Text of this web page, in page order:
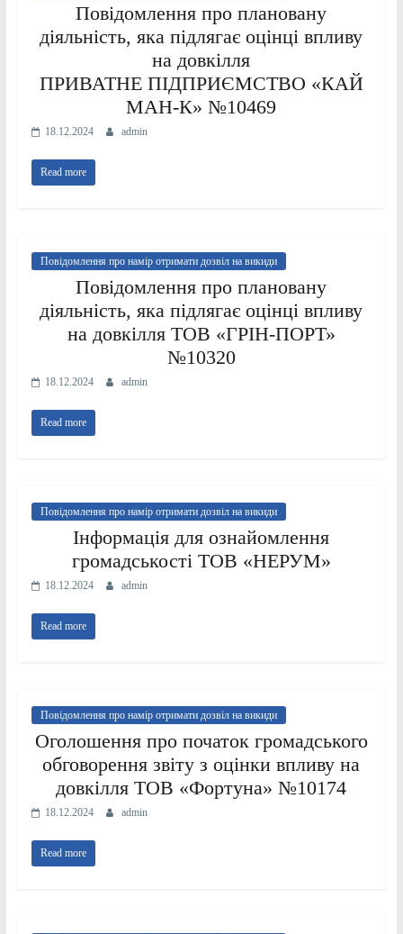
Повідомлення про плановану
діяльність, яка підлягає оцінці впливу
на довкілля
ПРИВАТНЕ ПІДПРИЄМСТВО «КАЙ
МАН-К» №10469
18.12.2024 admin
Read more
Повідомлення про намір отримати дозвіл на викиди
Повідомлення про плановану
діяльність, яка підлягає оцінці впливу
на довкілля ТОВ «ГРІН-ПОРТ»
№10320
18.12.2024 admin
Read more
Повідомлення про намір отримати дозвіл на викиди
Інформація для ознайомлення
громадськості ТОВ «НЕРУМ»
18.12.2024 admin
Read more
Повідомлення про намір отримати дозвіл на викиди
Оголошення про початок громадського
обговорення звіту з оцінки впливу на
довкілля ТОВ «Фортуна» №10174
18.12.2024 admin
Read more